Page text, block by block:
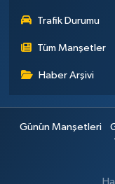
Trafik Durumu
Tüm Manşetler
Haber Arşivi
Günün Manşetleri